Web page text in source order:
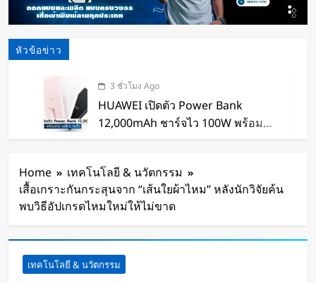
หัวข้อข่าว
3 ชั่วโมง Ago
HUAWEI เปิดตัว Power Bank
12,000mAh ชาร์จไว 100W พร้อม
จากโชว์เทคโนโลยีสู่การทำงานจริง
4 ชั่วโมง Ago
Center ลอยน้ำ ใช้พลังงานจากคลื่น
ทะเลผลิตไฟฟ้า และใช้น้ำทะเลช่วย
ระบายความร้อน
5 ชั่วโมง Ago
จีนเปิดตัว “xianglong” เครื่องขุดอุ
Home
เทคโนโลยี & นวัตกรรม
เสื้อเกราะกันกระสุนจาก “เส้นใยผ้าไหม” หลังนักวิจัยค้น
พบวิธีอัปเกรดไหมใหม่ให้ไม่ขาด
เทคโนโลยี & นวัตกรรม